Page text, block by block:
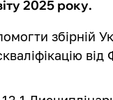
2025 року.
збірній
від